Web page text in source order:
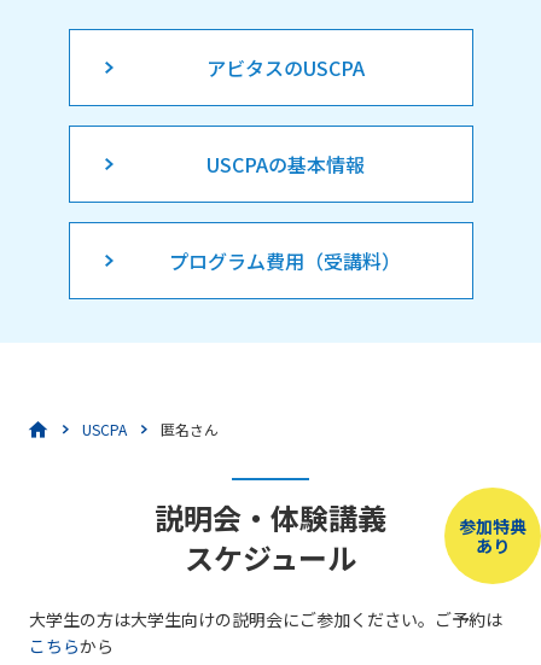
アビタスのUSCPA
USCPAの基本情報
プログラム費用（受講料）
USCPA 匿名さん
参加特典
あり
説明会・体験講義
スケジュール
大学生の方は大学生向けの説明会にご参加ください。ご予約は
こちらから